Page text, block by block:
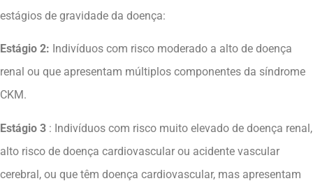
estágios de gravidade da doença:
Estágio 2: Indivíduos com risco moderado a alto de doença
renal ou que apresentam múltiplos componentes da síndrome
CKM.
Estágio 3 : Indivíduos com risco muito elevado de doença renal,
alto risco de doença cardiovascular ou acidente vascular
cerebral, ou que têm doença cardiovascular, mas apresentam